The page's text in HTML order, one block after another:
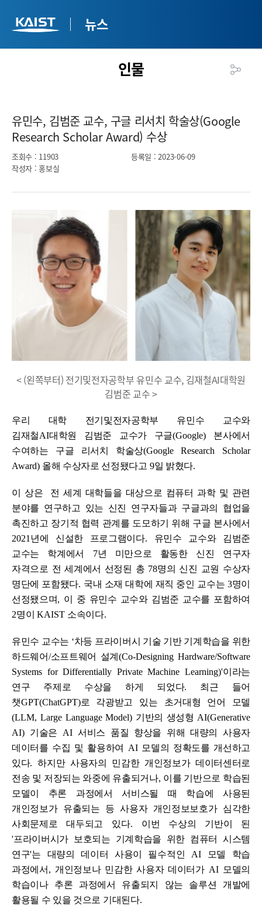
뉴스
인물
유민수, 김범준 교수, 구글 리서치 학술상(Google
Research Scholar Award) 수상​
조회수 : 11903 등록일 : 2023-06-09
작성자 : 홍보실
< (왼쪽부터) 전기및전자공학부 유민수 교수, 김재철AI대학원
김범준 교수 >
우리 대학 전기및전자공학부 유민수 교수와
김재철AI대학원 김범준 교수가 구글(Google) 본사에서
수여하는 구글 리서치 학술상(Google Research Scholar
Award) 올해 수상자로 선정됐다고 9일 밝혔다.
이 상은
전 세계 대학들을 대상으로 컴퓨터 과학 및 관련
분야를 연구하고 있는 신진 연구자들과 구글과의 협업을
촉진하고 장기적 협력 관계를 도모하기 위해 구글 본사에서
2021 년에 신설한 프로그램이다. 유민수 교수와 김범준
교수는 학계에서 7년 미만으로 활동한 신진 연구자
자격으로 전 세계에서 선정된 총 78명의 신진 교원 수상자
명단에 포함됐다. 국내 소재 대학에 재직 중인 교수는 3명이
선정됐으며, 이 중 유민수 교수와 김범준 교수를 포함하여
2명이KAIST 소속이다.
유민수 교수는 ‘차등 프라이버시 기술 기반 기계학습을 위한
하드웨어/소프트웨어 설계(Co-Designing Hardware/Software
Systems for Differentially Private Machine Learning)'이라는
연구 주제로 수상을 하게 되었다. 최근 들어
챗GPT(ChatGPT)로 각광받고 있는 초거대형 언어 모델
(LLM, Large Language Model) 기반의 생성형 AI(Generative
AI) 기술은 AI서비스 품질 향상을 위해 대량의 사용자
데이터를 수집 및 활용하여 AI 모델의 정확도를 개선하고
있다.하지만 사용자의 민감한 개인정보가 데이터센터로
전송 및 저장되는 와중에 유출되거나, 이를 기반으로 학습된
모델이 추론 과정에서 서비스될 때 학습에 사용된
개인정보가 유출되는 등 사용자 개인정보보호가 심각한
사회문제로 대두되고 있다. 이번 수상의 기반이 된
'프라이버시가 보호되는 기계학습을 위한 컴퓨터 시스템
연구'는 대량의 데이터 사용이 필수적인 AI
모델 학습
과정에서 , 개인정보나 민감한 사용자 데이터가 AI 모델의
학습이나 추론 과정에서 유출되지 않는 솔루션 개발에
활용될 수 있을 것으로 기대된다.